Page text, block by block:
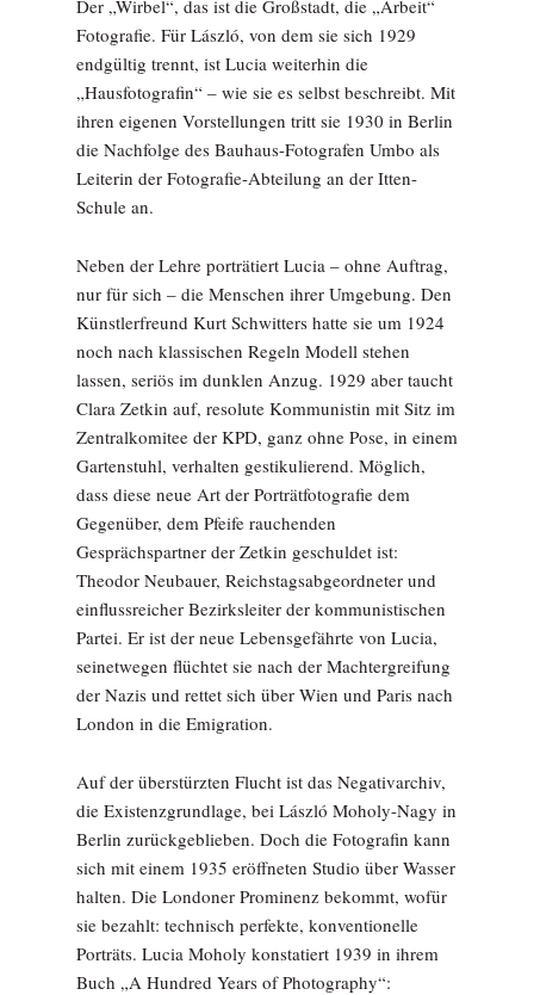
Der „Wirbel“, das ist die Großstadt, die „Arbeit“
Fotografie. Für László, von dem sie sich 1929
endgültig trennt, ist Lucia weiterhin die
„Hausfotografin“ – wie sie es selbst beschreibt. Mit
ihren eigenen Vorstellungen tritt sie 1930 in Berlin
die Nachfolge des Bauhaus-Fotografen Umbo als
Leiterin der Fotografie-Abteilung an der Itten-
Schule an.
Neben der Lehre porträtiert Lucia – ohne Auftrag,
nur für sich – die Menschen ihrer Umgebung. Den
Künstlerfreund Kurt Schwitters hatte sie um 1924
noch nach klassischen Regeln Modell stehen
lassen, seriös im dunklen Anzug. 1929 aber taucht
Clara Zetkin auf, resolute Kommunistin mit Sitz im
Zentralkomitee der KPD, ganz ohne Pose, in einem
Gartenstuhl, verhalten gestikulierend. Möglich,
dass diese neue Art der Porträtfotografie dem
Gegenüber, dem Pfeife rauchenden
Gesprächspartner der Zetkin geschuldet ist:
Theodor Neubauer, Reichstagsabgeordneter und
einflussreicher Bezirksleiter der kommunistischen
Partei. Er ist der neue Lebensgefährte von Lucia,
seinetwegen flüchtet sie nach der Machtergreifung
der Nazis und rettet sich über Wien und Paris nach
London in die Emigration.
Auf der überstürzten Flucht ist das Negativarchiv,
die Existenzgrundlage, bei László Moholy-Nagy in
Berlin zurückgeblieben. Doch die Fotografin kann
sich mit einem 1935 eröffneten Studio über Wasser
halten. Die Londoner Prominenz bekommt, wofür
sie bezahlt: technisch perfekte, konventionelle
Porträts. Lucia Moholy konstatiert 1939 in ihrem
Buch „A Hundred Years of Photography“: